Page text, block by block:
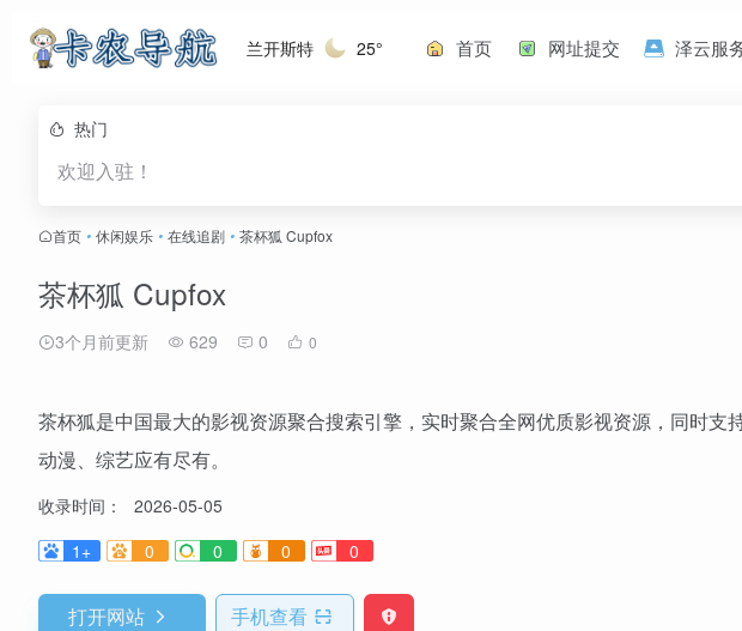
兰开斯特 25° 首页 网址提交 泽云服
热门
欢迎入驻！
首页 • 休闲娱乐 • 在线追剧 • 茶杯狐 Cupfox
茶杯狐 Cupfox
3个月前更新 629 0 0
茶杯狐是中国最大的影视资源聚合搜索引擎，实时聚合全网优质影视资源，同时支
动漫、综艺应有尽有。
收录时间：
2026-05-05
1+
0 0 0 0
打开网站 手机查看